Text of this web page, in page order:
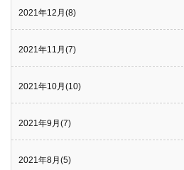
2021年12月(8)
2021年11月(7)
2021年10月(10)
2021年9月(7)
2021年8月(5)